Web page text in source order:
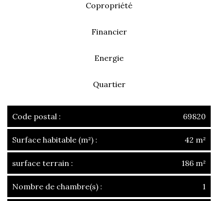
Copropriété
Financier
Energie
Quartier
Code postal : 69820
Surface habitable (m²) : 42 m²
surface terrain : 186 m²
Nombre de chambre(s) : 1